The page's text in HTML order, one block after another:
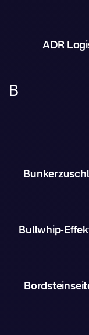
ADR
B
Bullwhip-